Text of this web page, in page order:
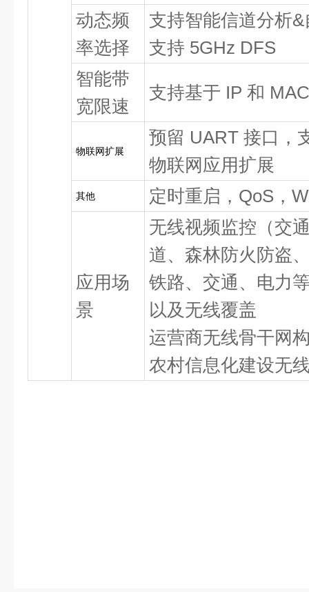
动态频
率选择
支持智能信道分析
支持 5GHz DFS
智能带
宽限速
支持基于 IP 和
物联网扩展
预留 UART 接口，
物联网应用扩展
其他 定时重启，QoS，
应用场
景
无线视频监控（交
道、森林防火防盗
铁路、交通、电力
以及无线覆盖
运营商无线骨干网
农村信息化建设无